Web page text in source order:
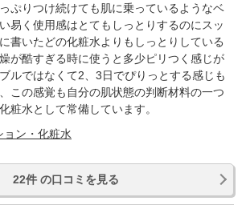
ぷりつけ続けても肌に乗っているようなベ
易く使用感はとてもしっとりするのにスッ
書いたどの化粧水よりもしっとりしている
が酷すぎる時に使うと多少ピリつく感じが
ルではなくて2、3日でぴりっとする感じも
この感覚も自分の肌状態の判断材料の一つ
粧水として常備しています。
ョン・化粧水
22件 の口コミを見る